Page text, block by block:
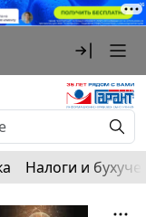
Налоги и